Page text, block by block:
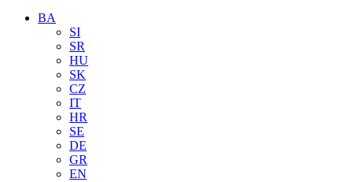
BA
SI
SR
HU
SK
CZ
IT
HR
SE
DE
GR
EN